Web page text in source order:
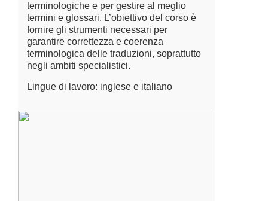
terminologiche e per gestire al meglio
termini e glossari. L’obiettivo del corso è
fornire gli strumenti necessari per
garantire correttezza e coerenza
terminologica delle traduzioni, soprattutto
negli ambiti specialistici.
Lingue di lavoro: inglese e italiano